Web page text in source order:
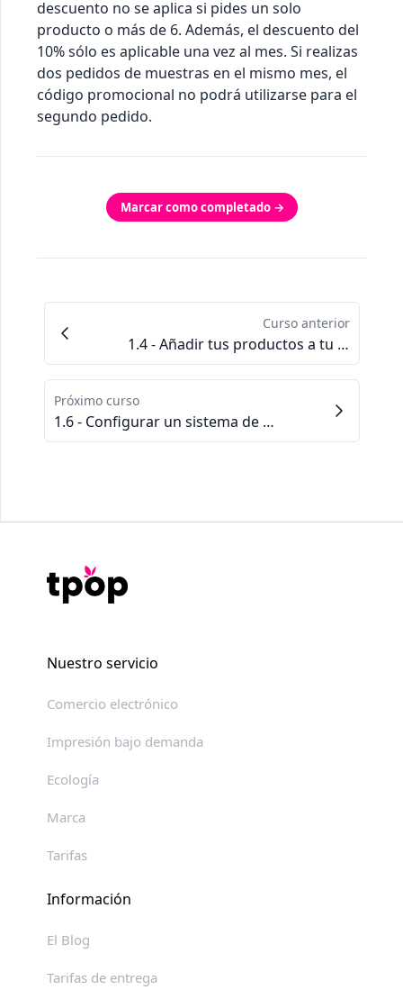
descuento no se aplica si pides un solo
producto o más de 6. Además, el descuento del
10% sólo es aplicable una vez al mes. Si realizas
dos pedidos de muestras en el mismo mes, el
código promocional no podrá utilizarse para el
segundo pedido.
Marcar como completado →
Curso anterior
1.4 - Añadir tus productos a tu tienda
Próximo curso
1.6 - Configurar un sistema de pago (Stripe)
Nuestro servicio
Comercio electrónico
Impresión bajo demanda
Ecología
Marca
Tarifas
Información
El Blog
Tarifas de entrega